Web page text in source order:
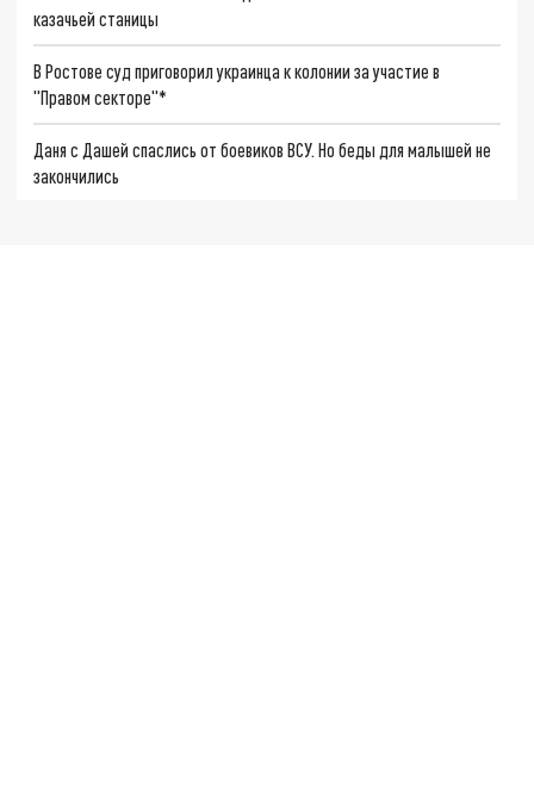
казачьей станицы
В Ростове суд приговорил украинца к колонии за участие в
"Правом секторе"*
Даня с Дашей спаслись от боевиков ВСУ. Но беды для малышей не
закончились